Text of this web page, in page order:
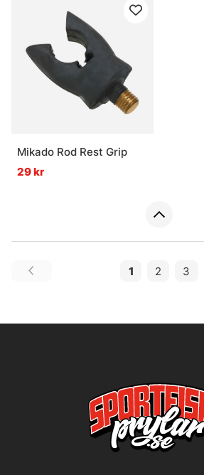
Mikado Rod Rest Grip
29 kr
1 2 3